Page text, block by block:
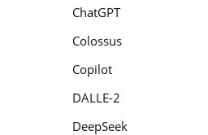
ChatGPT
Colossus
Copilot
DALLE-2
DeepSeek